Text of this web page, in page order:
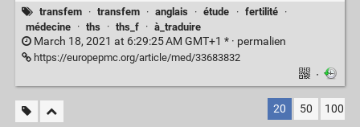
transfem · transfem · anglais · étude · fertilité
·
médecine
· ths · ths_f · à_traduire
March 18, 2021 at 6:29:25 AM GMT+1 * · permalien
https://europepmc.org/article/med/33683832
·
20 50 100